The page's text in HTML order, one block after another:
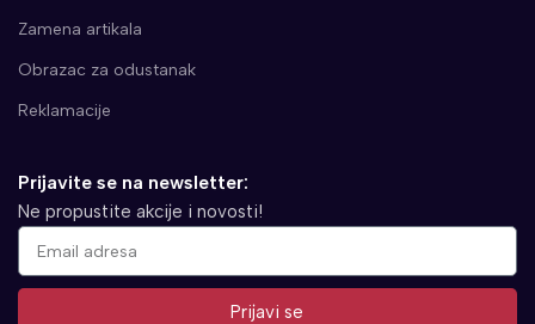
Zamena artikala
Obrazac za odustanak
Reklamacije
Prijavite se na newsletter:
Ne propustite akcije i novosti!
Prijavi se